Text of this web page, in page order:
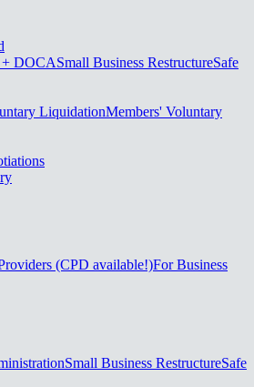
+ DOCASmall Business RestructureSafe
LiquidationMembers' Voluntary
(CPD available!)For Business
Small Business RestructureSafe